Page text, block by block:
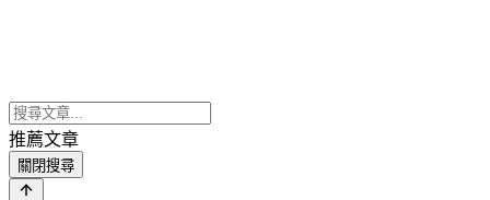
推薦文章
關閉搜尋